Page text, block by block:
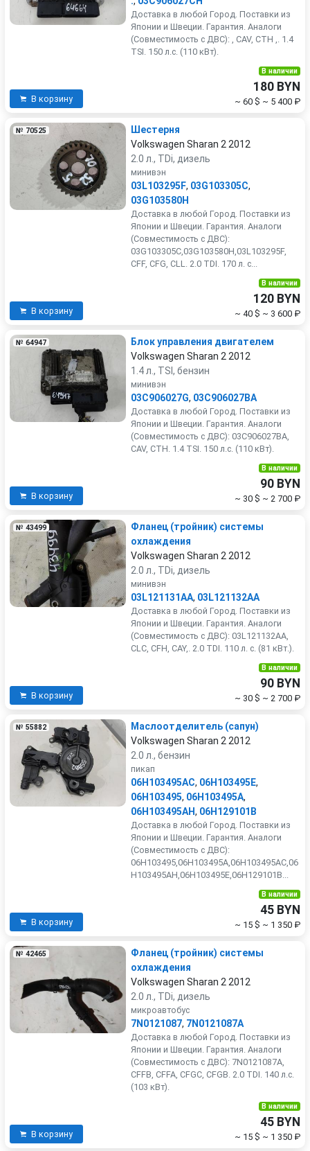
Доставка в любой Город. Поставки из
Японии и Швеции. Гарантия. Аналоги
(Совместимость с ДВС): , CAV, CTH ,. 1.4
TSI. 150 л.с. (110 кВт).
В корзину
В наличии
180 BYN
~ 60 $ ~ 5 400 ₽
№ 70525
Шестерня
Volkswagen Sharan 2 2012
2.0 л., TDi, дизель
минивэн
03L103295F, 03G103305C,
03G103580H
Доставка в любой Город. Поставки из
Японии и Швеции. Гарантия. Аналоги
(Совместимость с ДВС):
03G103305C,03G103580H,03L103295F,
CFF, CFG, CLL. 2.0 TDI. 170 л. с...
В корзину
В наличии
120 BYN
~ 40 $ ~ 3 600 ₽
№ 64947
Блок управления двигателем
Volkswagen Sharan 2 2012
1.4 л., TSI, бензин
минивэн
03C906027G, 03C906027BA
Доставка в любой Город. Поставки из
Японии и Швеции. Гарантия. Аналоги
(Совместимость с ДВС): 03C906027BA,
CAV, CTH. 1.4 TSI. 150 л.с. (110 кВт).
В корзину
В наличии
90 BYN
~ 30 $ ~ 2 700 ₽
№ 43499
Фланец (тройник) системы
охлаждения
Volkswagen Sharan 2 2012
2.0 л., TDi, дизель
минивэн
03L121131AA, 03L121132AA
Доставка в любой Город. Поставки из
Японии и Швеции. Гарантия. Аналоги
(Совместимость с ДВС): 03L121132AA,
CLC, CFH, CAY,. 2.0 TDI. 110 л. с. (81 кВт.).
В корзину
В наличии
90 BYN
~ 30 $ ~ 2 700 ₽
№ 55882
Маслоотделитель (сапун)
Volkswagen Sharan 2 2012
2.0 л., бензин
пикап
06H103495AC, 06H103495E,
06H103495, 06H103495A,
06H103495AH, 06H129101B
Доставка в любой Город. Поставки из
Японии и Швеции. Гарантия. Аналоги
(Совместимость с ДВС):
06H103495,06H103495A,06H103495AC,06
H103495AH,06H103495E,06H129101B...
В корзину
В наличии
45 BYN
~ 15 $ ~ 1 350 ₽
№ 42465
Фланец (тройник) системы
охлаждения
Volkswagen Sharan 2 2012
2.0 л., TDi, дизель
микроавтобус
7N0121087, 7N0121087A
Доставка в любой Город. Поставки из
Японии и Швеции. Гарантия. Аналоги
(Совместимость с ДВС): 7N0121087A,
CFFB, CFFA, CFGC, CFGB. 2.0 TDI. 140 л.с.
(103 кВт).
В корзину
В наличии
45 BYN
~ 15 $ ~ 1 350 ₽